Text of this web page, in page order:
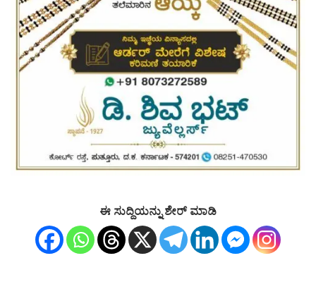
ಈ ಸುದ್ದಿಯನ್ನು ಶೇರ್ ಮಾಡಿ